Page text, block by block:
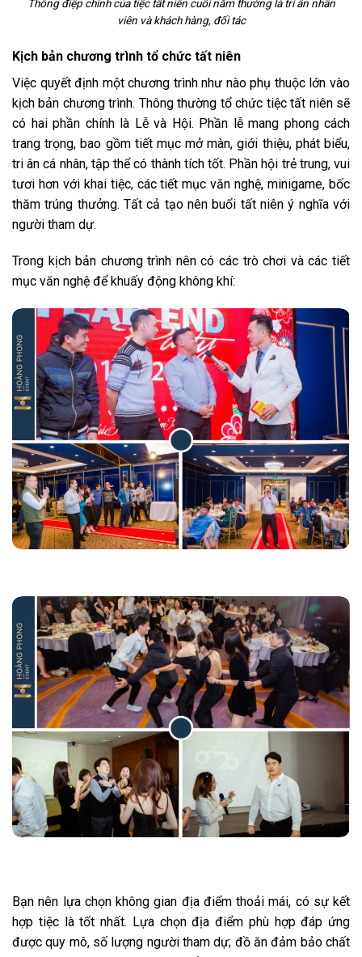
Thông điệp chính của tiệc tất niên cuối năm thường là tri ân nhân
viên và khách hàng, đối tác
Kịch bản chương trình tổ chức tất niên
Việc quyết định một chương trình như nào phụ thuộc lớn vào
kịch bản chương trình. Thông thường tổ chức tiệc tất niên sẽ
có hai phần chính là Lễ và Hội. Phần lễ mang phong cách
trang trọng, bao gồm tiết mục mở màn, giới thiệu, phát biểu,
tri ân cá nhân, tập thể có thành tích tốt. Phần hội trẻ trung, vui
tươi hơn với khai tiệc, các tiết mục văn nghệ, minigame, bốc
thăm trúng thưởng. Tất cả tạo nên buổi tất niên ý nghĩa với
người tham dự.
Trong kịch bản chương trình nên có các trò chơi và các tiết
mục văn nghệ để khuấy động không khí:
Bạn nên lựa chọn không gian địa điểm thoải mái, có sự kết
hợp tiệc là tốt nhất. Lựa chọn địa điểm phù hợp đáp ứng
được quy mô, số lượng người tham dự; đồ ăn đảm bảo chất